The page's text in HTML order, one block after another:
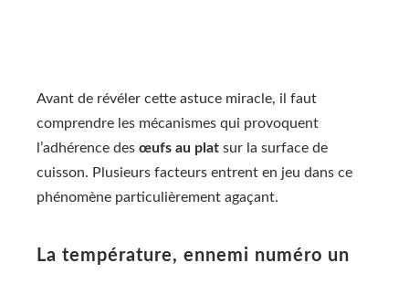
Avant de révéler cette astuce miracle, il faut
comprendre les mécanismes qui provoquent
l’adhérence des œufs au plat sur la surface de
cuisson. Plusieurs facteurs entrent en jeu dans ce
phénomène particulièrement agaçant.
La température, ennemi numéro un